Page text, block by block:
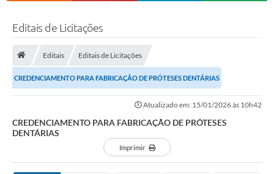
Editais de Licitações
Editais Editais de Licitações
CREDENCIAMENTO PARA FABRICAÇÃO DE PRÓTESES DENTÁRIAS
Atualizado em: 15/01/2026 às 10h42
CREDENCIAMENTO PARA FABRICAÇÃO DE PRÓTESES
DENTÁRIAS
Imprimir